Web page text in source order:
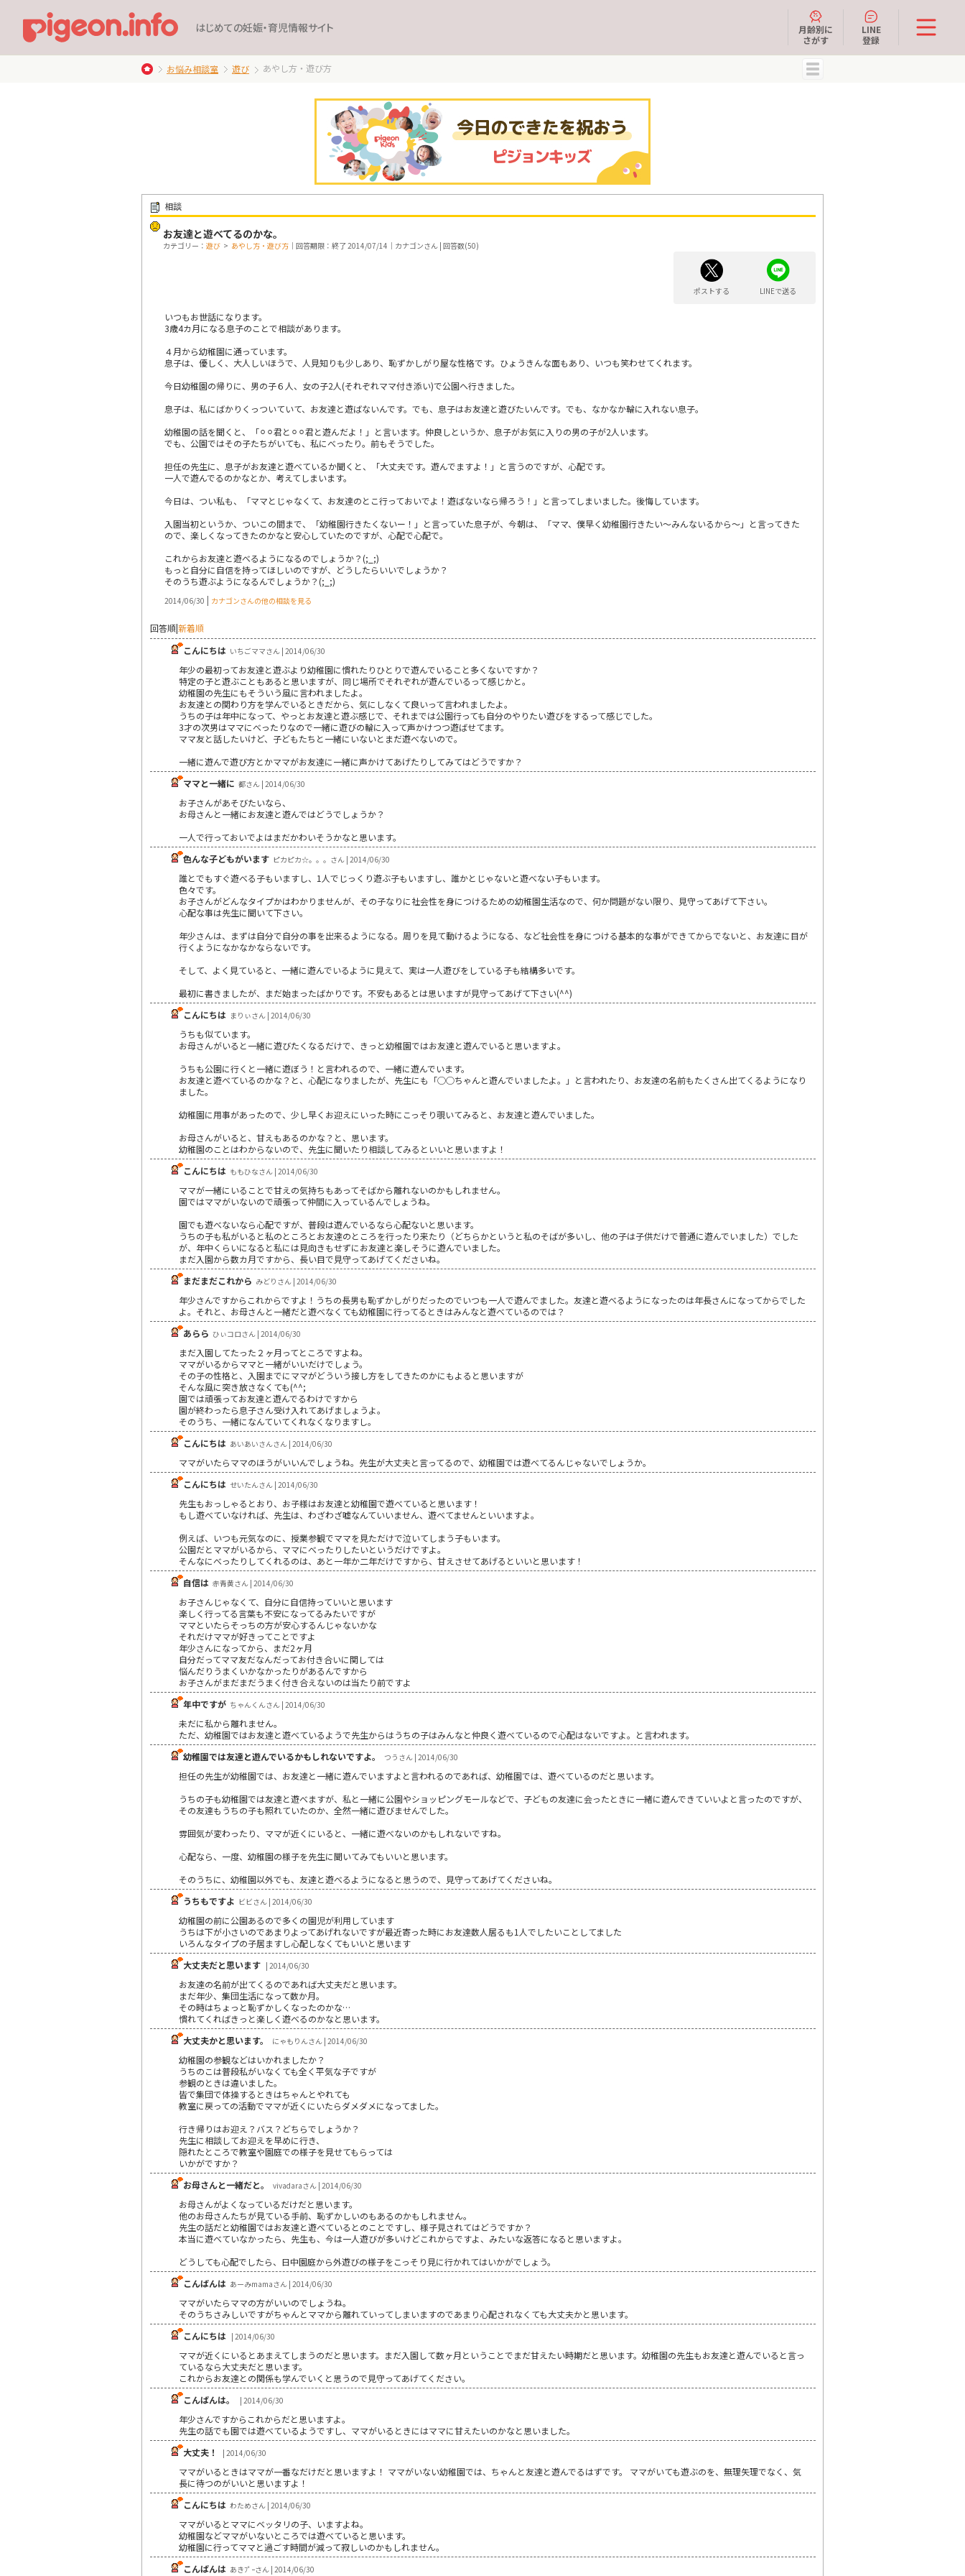
はじめての妊娠・育児情報サイト
月齢別に
さがす
LINE
登録
お悩み相談室 遊び あやし方・遊び方
相談
お友達と遊べてるのかな。
カテゴリー： 遊び > あやし方・遊び方 ｜回答期限：終了 2014/07/14｜カナゴンさん | 回答数(50)
ポストする LINEで送る
いつもお世話になります。
3歳4カ月になる息子のことで相談があります。
４月から幼稚園に通っています。
息子は、優しく、大人しいほうで、人見知りも少しあり、恥ずかしがり屋な性格です。ひょうきんな面もあり、いつも笑わせてくれます。
今日幼稚園の帰りに、男の子６人、女の子2人(それぞれママ付き添い)で公園へ行きました。
息子は、私にばかりくっついていて、お友達と遊ばないんです。でも、息子はお友達と遊びたいんです。でも、なかなか輪に入れない息子。
幼稚園の話を聞くと、「⚪︎⚪︎君と⚪︎⚪︎君と遊んだよ！」と言います。仲良しというか、息子がお気に入りの男の子が2人います。
でも、公園ではその子たちがいても、私にべったり。前もそうでした。
担任の先生に、息子がお友達と遊べているか聞くと、「大丈夫です。遊んでますよ！」と言うのですが、心配です。
一人で遊んでるのかなとか、考えてしまいます。
今日は、つい私も、「ママとじゃなくて、お友達のとこ行っておいでよ！遊ばないなら帰ろう！」と言ってしまいました。後悔しています。
入園当初というか、ついこの間まで、「幼稚園行きたくないー！」と言っていた息子が、今朝は、「ママ、僕早く幼稚園行きたい〜みんないるから〜」と言ってきた
ので、楽しくなってきたのかなと安心していたのですが、心配で心配で。
これからお友達と遊べるようになるのでしょうか？(;_;)
もっと自分に自信を持ってほしいのですが、どうしたらいいでしょうか？
そのうち遊ぶようになるんでしょうか？(;_;)
2014/06/30 | カナゴンさんの他の相談を見る
回答順|新着順
こんにちは いちごママさん | 2014/06/30
年少の最初ってお友達と遊ぶより幼稚園に慣れたりひとりで遊んでいること多くないですか？
特定の子と遊ぶこともあると思いますが、同じ場所でそれぞれが遊んでいるって感じかと。
幼稚園の先生にもそういう風に言われましたよ。
お友達との関わり方を学んでいるときだから、気にしなくて良いって言われましたよ。
うちの子は年中になって、やっとお友達と遊ぶ感じで、それまでは公園行っても自分のやりたい遊びをするって感じでした。
3才の次男はママにべったりなので一緒に遊びの輪に入って声かけつつ遊ばせてます。
ママ友と話したいけど、子どもたちと一緒にいないとまだ遊べないので。
一緒に遊んで遊び方とかママがお友達に一緒に声かけてあげたりしてみてはどうですか？
ママと一緒に 都さん | 2014/06/30
お子さんがあそびたいなら、
お母さんと一緒にお友達と遊んではどうでしょうか？
一人で行っておいでよはまだかわいそうかなと思います。
色んな子どもがいます ピカピカ☆。。。さん | 2014/06/30
誰とでもすぐ遊べる子もいますし、1人でじっくり遊ぶ子もいますし、誰かとじゃないと遊べない子もいます。
色々です。
お子さんがどんなタイプかはわかりませんが、その子なりに社会性を身につけるための幼稚園生活なので、何か問題がない限り、見守ってあげて下さい。
心配な事は先生に聞いて下さい。
年少さんは、まずは自分で自分の事を出来るようになる。周りを見て動けるようになる、など社会性を身につける基本的な事ができてからでないと、お友達に目が
行くようになかなかならないです。
そして、よく見ていると、一緒に遊んでいるように見えて、実は一人遊びをしている子も結構多いです。
最初に書きましたが、まだ始まったばかりです。不安もあるとは思いますが見守ってあげて下さい(^^)
こんにちは まりぃさん | 2014/06/30
うちも似ています。
お母さんがいると一緒に遊びたくなるだけで、きっと幼稚園ではお友達と遊んでいると思いますよ。
うちも公園に行くと一緒に遊ぼう！と言われるので、一緒に遊んでいます。
お友達と遊べているのかな？と、心配になりましたが、先生にも「◯◯ちゃんと遊んでいましたよ。」と言われたり、お友達の名前もたくさん出てくるようになり
ました。
幼稚園に用事があったので、少し早くお迎えにいった時にこっそり覗いてみると、お友達と遊んでいました。
お母さんがいると、甘えもあるのかな？と、思います。
幼稚園のことはわからないので、先生に聞いたり相談してみるといいと思いますよ！
こんにちは ももひなさん | 2014/06/30
ママが一緒にいることで甘えの気持ちもあってそばから離れないのかもしれません。
園ではママがいないので頑張って仲間に入っているんでしょうね。
園でも遊べないなら心配ですが、普段は遊んでいるなら心配ないと思います。
うちの子も私がいると私のところとお友達のところを行ったり来たり（どちらかというと私のそばが多いし、他の子は子供だけで普通に遊んでいました）でした
が、年中くらいになると私には見向きもせずにお友達と楽しそうに遊んでいました。
まだ入園から数カ月ですから、長い目で見守ってあげてくださいね。
まだまだこれから みどりさん | 2014/06/30
年少さんですからこれからですよ！うちの長男も恥ずかしがりだったのでいつも一人で遊んでました。友達と遊べるようになったのは年長さんになってからでした
よ。それと、お母さんと一緒だと遊べなくても幼稚園に行ってるときはみんなと遊べているのでは？
あらら ひぃコロさん | 2014/06/30
まだ入園してたった２ヶ月ってところですよね。
ママがいるからママと一緒がいいだけでしょう。
その子の性格と、入園までにママがどういう接し方をしてきたのかにもよると思いますが
そんな風に突き放さなくても(^^;
園では頑張ってお友達と遊んでるわけですから
園が終わったら息子さん受け入れてあげましょうよ。
そのうち、一緒になんていてくれなくなりますし。
こんにちは あいあいさんさん | 2014/06/30
ママがいたらママのほうがいいんでしょうね。先生が大丈夫と言ってるので、幼稚園では遊べてるんじゃないでしょうか。
こんにちは せいたんさん | 2014/06/30
先生もおっしゃるとおり、お子様はお友達と幼稚園で遊べていると思います！
もし遊べていなければ、先生は、わざわざ嘘なんていいません、遊べてませんといいますよ。
例えば、いつも元気なのに、授業参観でママを見ただけで泣いてしまう子もいます。
公園だとママがいるから、ママにべったりしたいというだけですよ。
そんなにべったりしてくれるのは、あと一年か二年だけですから、甘えさせてあげるといいと思います！
自信は 赤青黄さん | 2014/06/30
お子さんじゃなくて、自分に自信持っていいと思います
楽しく行ってる言葉も不安になってるみたいですが
ママといたらそっちの方が安心するんじゃないかな
それだけママが好きってことですよ
年少さんになってから、まだ2ヶ月
自分だってママ友だなんだってお付き合いに関しては
悩んだりうまくいかなかったりがあるんですから
お子さんがまだまだうまく付き合えないのは当たり前ですよ
年中ですが ちゃんくんさん | 2014/06/30
未だに私から離れません。
ただ、幼稚園ではお友達と遊べているようで先生からはうちの子はみんなと仲良く遊べているので心配はないですよ。と言われます。
幼稚園では友達と遊んでいるかもしれないですよ。
つうさん | 2014/06/30
担任の先生が幼稚園では、お友達と一緒に遊んでいますよと言われるのであれば、幼稚園では、遊べているのだと思います。
うちの子も幼稚園では友達と遊べますが、私と一緒に公園やショッピングモールなどで、子どもの友達に会ったときに一緒に遊んできていいよと言ったのですが、
その友達もうちの子も照れていたのか、全然一緒に遊びませんでした。
雰囲気が変わったり、ママが近くにいると、一緒に遊べないのかもしれないですね。
心配なら、一度、幼稚園の様子を先生に聞いてみてもいいと思います。
そのうちに、幼稚園以外でも、友達と遊べるようになると思うので、見守ってあげてくださいね。
うちもですよ ビビさん | 2014/06/30
幼稚園の前に公園あるので多くの園児が利用しています
うちは下が小さいのであまりよってあげれないですが最近寄った時にお友達数人居るも1人でしたいことしてました
いろんなタイプの子居ますし心配しなくてもいいと思います
大丈夫だと思います | 2014/06/30
お友達の名前が出てくるのであれば大丈夫だと思います。
まだ年少、集団生活になって数か月。
その時はちょっと恥ずかしくなったのかな…
慣れてくればきっと楽しく遊べるのかなと思います。
大丈夫かと思います。
にゃもりんさん | 2014/06/30
幼稚園の参観などはいかれましたか？
うちのこは普段私がいなくても全く平気な子ですが
参観のときは違いました。
皆で集団で体操するときはちゃんとやれても
教室に戻っての活動でママが近くにいたらダメダメになってました。
行き帰りはお迎え？バス？どちらでしょうか？
先生に相談してお迎えを早めに行き、
隠れたところで教室や園庭での様子を見せてもらっては
いかがですか？
お母さんと一緒だと。
vivadaraさん | 2014/06/30
お母さんがよくなっているだけだと思います。
他のお母さんたちが見ている手前、恥ずかしいのもあるのかもしれません。
先生の話だと幼稚園ではお友達と遊べているとのことですし、様子見されてはどうですか？
本当に遊べていなかったら、先生も、今は一人遊びが多いけどこれからですよ、みたいな返答になると思いますよ。
どうしても心配でしたら、日中園庭から外遊びの様子をこっそり見に行かれてはいかがでしょう。
こんばんは あーみmamaさん | 2014/06/30
ママがいたらママの方がいいのでしょうね。
そのうちさみしいですがちゃんとママから離れていってしまいますのであまり心配されなくても大丈夫かと思います。
こんにちは | 2014/06/30
ママが近くにいるとあまえてしまうのだと思います。まだ入園して数ヶ月ということでまだ甘えたい時期だと思います。幼稚園の先生もお友達と遊んでいると言っ
ているなら大丈夫だと思います。
これからお友達との関係も学んでいくと思うので見守ってあげてください。
こんばんは。
| 2014/06/30
年少さんですからこれからだと思いますよ。
先生の話でも園では遊べているようですし、ママがいるときにはママに甘えたいのかなと思いました。
大丈夫！
| 2014/06/30
ママがいるときはママが一番なだけだと思いますよ！ ママがいない幼稚園では、ちゃんと友達と遊んでるはずです。 ママがいても遊ぶのを、無理矢理でなく、気
長に待つのがいいと思いますよ！
こんにちは わためさん | 2014/06/30
ママがいるとママにベッタリの子、いますよね。
幼稚園などママがいないところでは遊べていると思います。
幼稚園に行ってママと過ごす時間が減って寂しいのかもしれません。
こんばんは あきﾌﾟｰさん | 2014/06/30